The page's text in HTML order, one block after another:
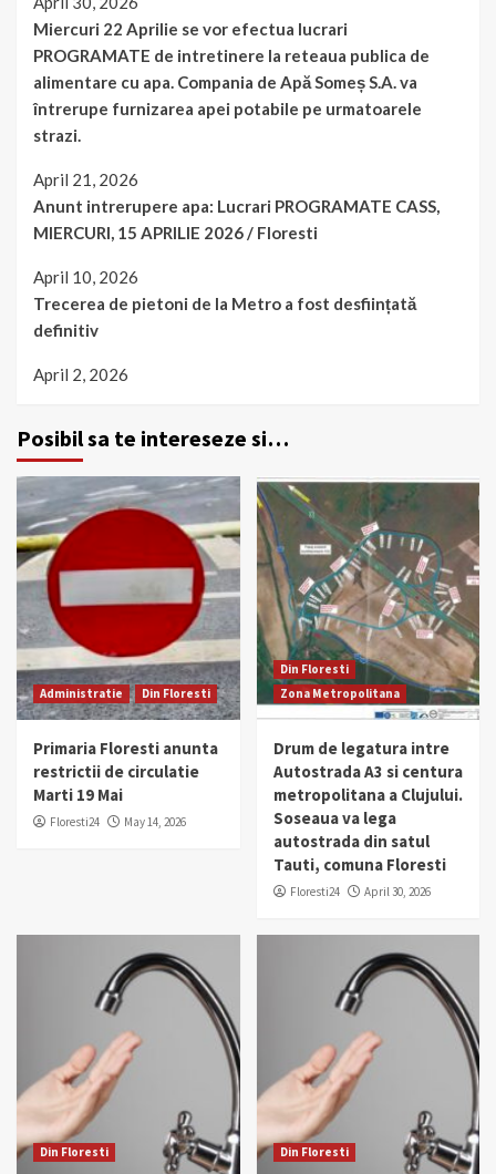
Miercuri 22 Aprilie se vor efectua lucrari
PROGRAMATE de intretinere la reteaua publica de
alimentare cu apa. Compania de Apă Someș S.A. va
întrerupe furnizarea apei potabile pe urmatoarele
strazi.
April 21, 2026
Anunt intrerupere apa: Lucrari PROGRAMATE CASS,
MIERCURI, 15 APRILIE 2026 / Floresti
April 10, 2026
Trecerea de pietoni de la Metro a fost desființată
definitiv
April 2, 2026
Posibil sa te intereseze si…
Administratie Din Floresti
Primaria Floresti anunta
restrictii de circulatie
Marti 19 Mai
Floresti24 May 14, 2026
Din Floresti
Zona Metropolitana
Drum de legatura intre
Autostrada A3 si centura
metropolitana a Clujului.
Soseaua va lega
autostrada din satul
Tauti, comuna Floresti
Floresti24 April 30, 2026
Din Floresti Din Floresti